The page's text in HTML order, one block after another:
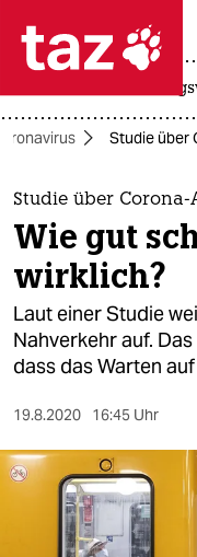
 taz
themen
politik
öko
gesellschaft
sport
berlin
Studie über
Studie über Corona-
Wie gut
wirklich?
Laut einer Studie
Nahverkehr auf.
dass das Warten
19.8.2020 16:45 Uhr